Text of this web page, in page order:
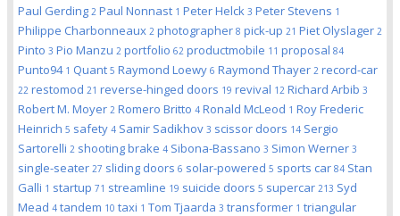
Paul Gerding 2 Paul Nonnast 1 Peter Helck 3 Peter Stevens 1
Philippe Charbonneaux 2 photographer 8 pick-up 21 Piet Olyslager 2
Pinto 3 Pio Manzu 2 portfolio 62 productmobile 11 proposal 84
Punto94 1 Quant 5 Raymond Loewy 6 Raymond Thayer 2 record-car
22 restomod 21 reverse-hinged doors 19 revival 12 Richard Arbib 3
Robert M. Moyer 2 Romero Britto 4 Ronald McLeod 1 Roy Frederic
Heinrich 5 safety 4 Samir Sadikhov 3 scissor doors 14 Sergio
Sartorelli 2 shooting brake 4 Sibona-Bassano 3 Simon Werner 3
single-seater 27 sliding doors 6 solar-powered 5 sports car 84 Stan
Galli 1 startup 71 streamline 19 suicide doors 5 supercar 213 Syd
Mead 4 tandem 10 taxi 1 Tom Tjaarda 3 transformer 1 triangular